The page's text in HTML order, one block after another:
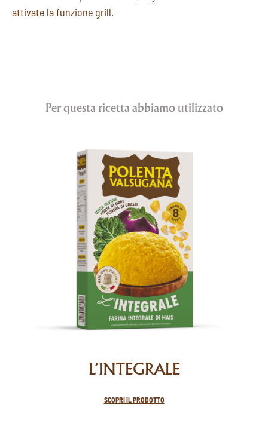
Per questa ricetta abbiamo utilizzato
L’INTEGRALE
SCOPRI IL PRODOTTO
attivate la funzione grill.